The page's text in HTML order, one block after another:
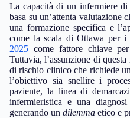
La capacità di un infermiere
basa su un’attenta valutazione
una formazione specifica e
come la scala di Ottawa per
2025 come fattore chiave
Tuttavia, l’assunzione di
di rischio clinico che richiede
l’obiettivo sia snellire i
paziente, la linea di
infermieristica e una
generando un dilemma etico e